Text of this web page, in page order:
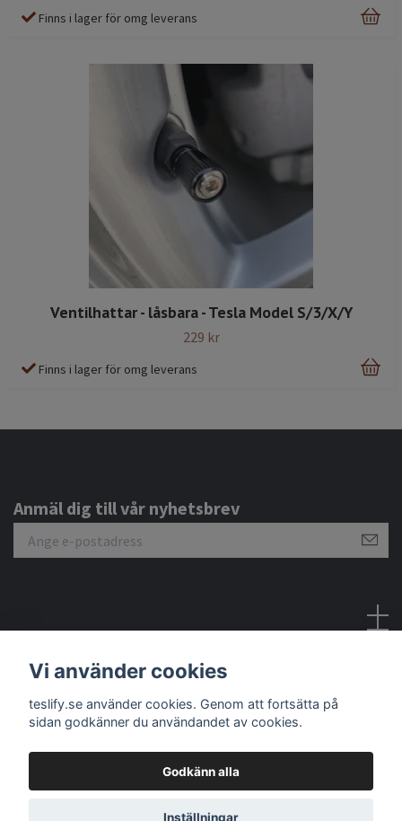
Finns i lager för omg leverans
Ventilhattar - låsbara - Tesla Model S/3/X/Y
229 kr
Finns i lager för omg leverans
Anmäl dig till vår nyhetsbrev
© 2026 Teslify
Vi använder cookies
teslify.se använder cookies. Genom att fortsätta på
sidan godkänner du användandet av cookies.
Godkänn alla
Inställningar